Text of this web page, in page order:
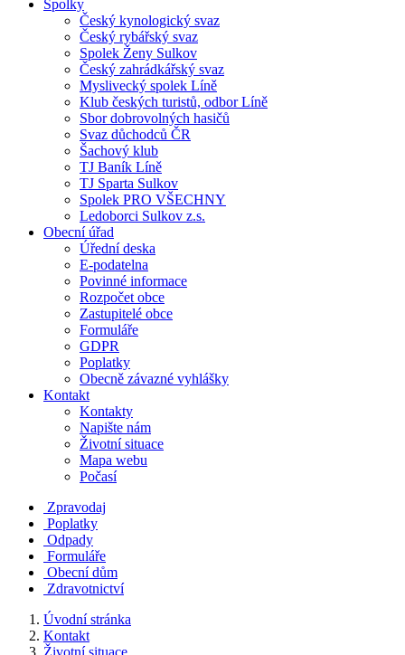
Spolky
Český kynologický svaz
Český rybářský svaz
Spolek Ženy Sulkov
Český zahrádkářský svaz
Myslivecký spolek Líně
Klub českých turistů, odbor Líně
Sbor dobrovolných hasičů
Svaz důchodců ČR
Šachový klub
TJ Baník Líně
TJ Sparta Sulkov
Spolek PRO VŠECHNY
Ledoborci Sulkov z.s.
Obecní úřad
Úřední deska
E-podatelna
Povinné informace
Rozpočet obce
Zastupitelé obce
Formuláře
GDPR
Poplatky
Obecně závazné vyhlášky
Kontakt
Kontakty
Napište nám
Životní situace
Mapa webu
Počasí
Zpravodaj
Poplatky
Odpady
Formuláře
Obecní dům
Zdravotnictví
Úvodní stránka
Kontakt
Životní situace